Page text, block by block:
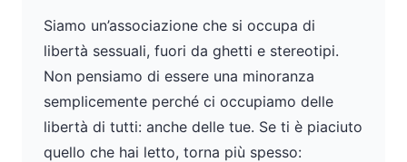
Siamo un’associazione che si occupa di
libertà sessuali, fuori da ghetti e stereotipi.
Non pensiamo di essere una minoranza
semplicemente perché ci occupiamo delle
libertà di tutti: anche delle tue. Se ti è piaciuto
quello che hai letto, torna più spesso: